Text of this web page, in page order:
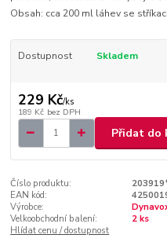
Obsah: cca 200 ml láhev se
Dostupnost Skladem
229 Kč/ks
189 Kč bez DPH
Přidat do
Číslo produktu:
EAN kód:
Výrobce:
Velkoobchodní balení:
2 ks
Hlídat cenu / dostupnost